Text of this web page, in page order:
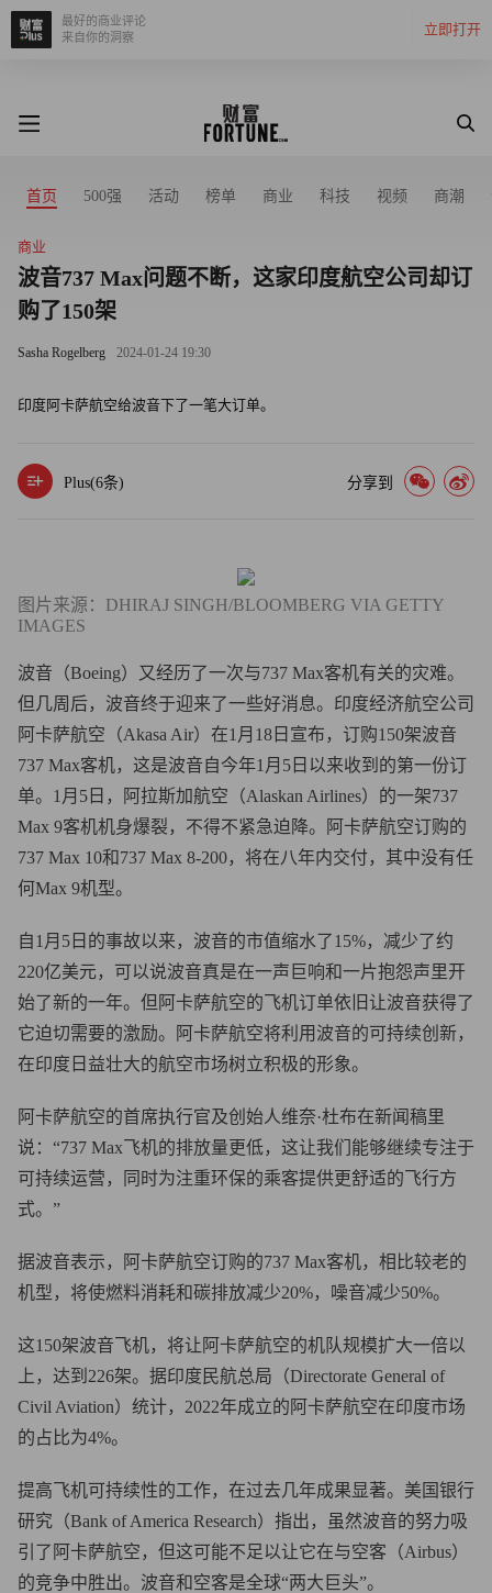
立即打开
最好的商业评论
来自你的洞察
首页 500强 活动 榜单 商业 科技 视频 商潮
商业
波音737 Max问题不断，这家印度航空公司却订
购了150架
Sasha Rogelberg 2024-01-24 19:30
印度阿卡萨航空给波音下了一笔大订单。
Plus(6条) 分享到
图片来源：DHIRAJ SINGH/BLOOMBERG VIA GETTY
IMAGES
波音（Boeing）又经历了一次与737 Max客机有关的灾难。
但几周后，波音终于迎来了一些好消息。印度经济航空公司
阿卡萨航空（Akasa Air）在1月18日宣布，订购150架波音
737 Max客机，这是波音自今年1月5日以来收到的第一份订
单。1月5日，阿拉斯加航空（Alaskan Airlines）的一架737
Max 9客机机身爆裂，不得不紧急迫降。阿卡萨航空订购的
737 Max 10和737 Max 8-200，将在八年内交付，其中没有任
何Max 9机型。
自1月5日的事故以来，波音的市值缩水了15%，减少了约
220亿美元，可以说波音真是在一声巨响和一片抱怨声里开
始了新的一年。但阿卡萨航空的飞机订单依旧让波音获得了
它迫切需要的激励。阿卡萨航空将利用波音的可持续创新，
在印度日益壮大的航空市场树立积极的形象。
阿卡萨航空的首席执行官及创始人维奈·杜布在新闻稿里
说：“737 Max飞机的排放量更低，这让我们能够继续专注于
可持续运营，同时为注重环保的乘客提供更舒适的飞行方
式。”
据波音表示，阿卡萨航空订购的737 Max客机，相比较老的
机型，将使燃料消耗和碳排放减少20%，噪音减少50%。
这150架波音飞机，将让阿卡萨航空的机队规模扩大一倍以
上，达到226架。据印度民航总局（Directorate General of
Civil Aviation）统计，2022年成立的阿卡萨航空在印度市场
的占比为4%。
提高飞机可持续性的工作，在过去几年成果显著。美国银行
研究（Bank of America Research）指出，虽然波音的努力吸
引了阿卡萨航空，但这可能不足以让它在与空客（Airbus）
的竞争中胜出。波音和空客是全球“两大巨头”。